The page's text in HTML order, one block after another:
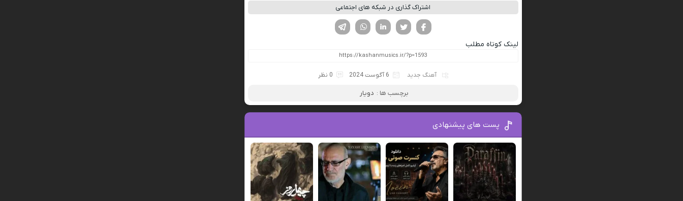
اشتراک گذاری در شبکه های اجتماعی
لینکدین تویتر
فیسوک
لینک کوتاه مطلب
آهنگ جدید 6 آگوست 2024 0 نظر
برچسب ها : دویار
پست های پیشنهادی